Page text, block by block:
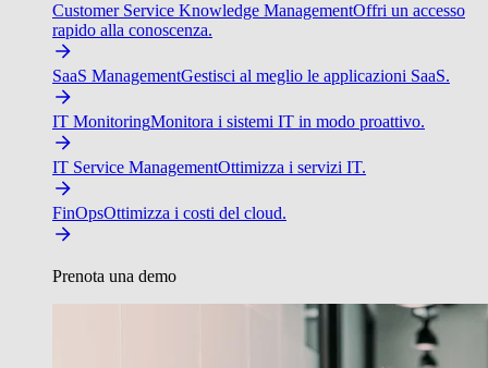
Customer Service Knowledge ManagementOffri un accesso
rapido alla conoscenza.
SaaS ManagementGestisci al meglio le applicazioni SaaS.
IT MonitoringMonitora i sistemi IT in modo proattivo.
IT Service ManagementOttimizza i servizi IT.
FinOpsOttimizza i costi del cloud.
Prenota una demo